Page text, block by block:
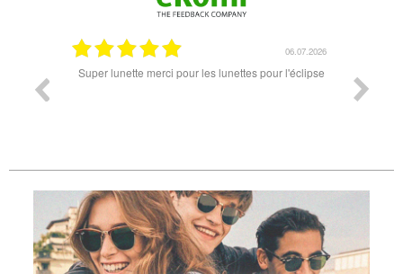
06.07.2026
Super lunette merci pour les lunettes pour l'éclipse